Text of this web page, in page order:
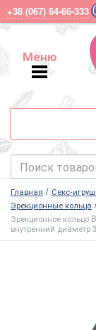
+38 (067) 64-66-333
Меню
Меню
Главная Секс-
Эрекционные кольца
Эрекционное кольцо
внутренний диаметр